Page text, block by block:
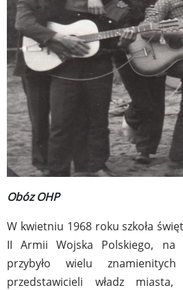
Obóz OHP
W kwietniu 1968 roku szkoła
II Armii Wojska Polskiego,
przybyło wielu
przedstawicieli władz